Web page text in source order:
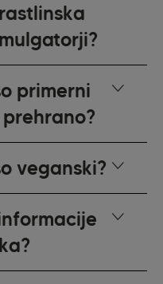
primerni
veganski?